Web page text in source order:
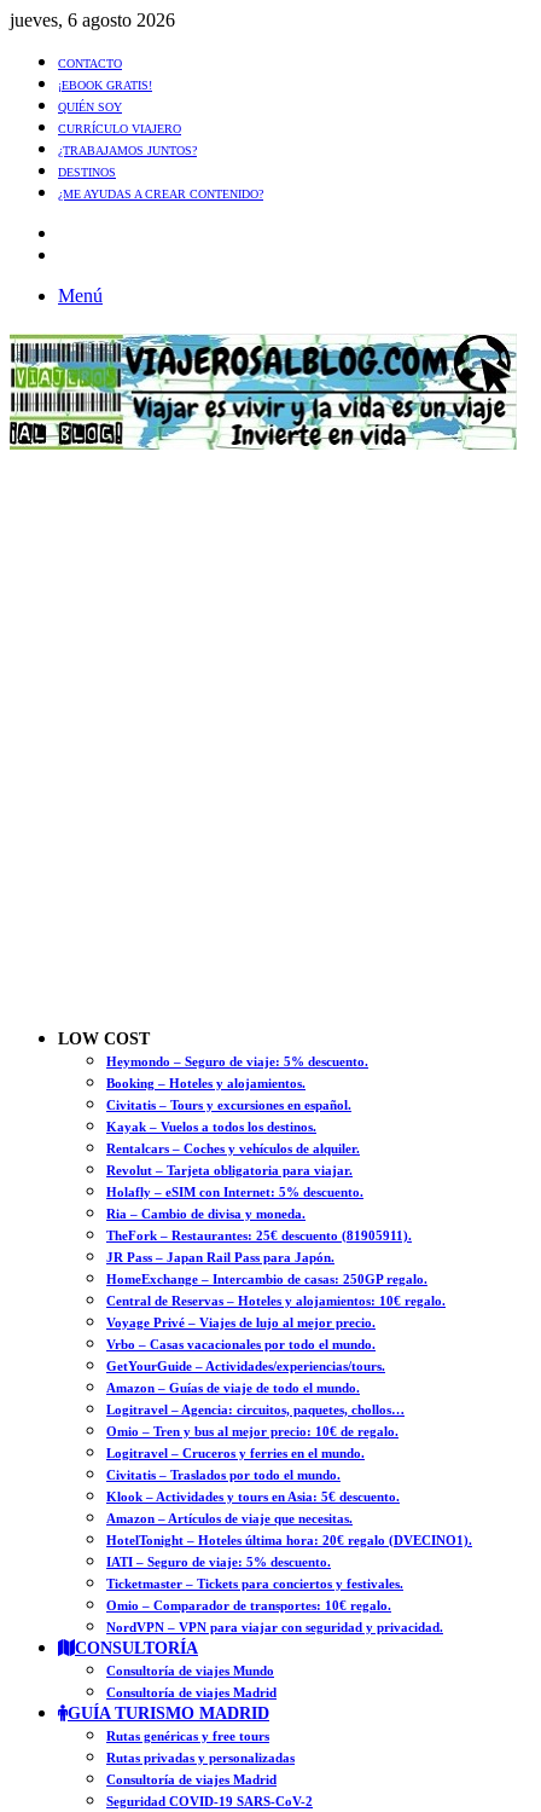
jueves, 6 agosto 2026
CONTACTO
¡EBOOK GRATIS!
QUIÉN SOY
CURRÍCULO VIAJERO
¿TRABAJAMOS JUNTOS?
DESTINOS
¿ME AYUDAS A CREAR CONTENIDO?
Menú
LOW COST
Heymondo – Seguro de viaje: 5% descuento.
Booking – Hoteles y alojamientos.
Civitatis – Tours y excursiones en español.
Kayak – Vuelos a todos los destinos.
Rentalcars – Coches y vehículos de alquiler.
Revolut – Tarjeta obligatoria para viajar.
Holafly – eSIM con Internet: 5% descuento.
Ria – Cambio de divisa y moneda.
TheFork – Restaurantes: 25€ descuento (81905911).
JR Pass – Japan Rail Pass para Japón.
HomeExchange – Intercambio de casas: 250GP regalo.
Central de Reservas – Hoteles y alojamientos: 10€ regalo.
Voyage Privé – Viajes de lujo al mejor precio.
Vrbo – Casas vacacionales por todo el mundo.
GetYourGuide – Actividades/experiencias/tours.
Amazon – Guías de viaje de todo el mundo.
Logitravel – Agencia: circuitos, paquetes, chollos…
Omio – Tren y bus al mejor precio: 10€ de regalo.
Logitravel – Cruceros y ferries en el mundo.
Civitatis – Traslados por todo el mundo.
Klook – Actividades y tours en Asia: 5€ descuento.
Amazon – Artículos de viaje que necesitas.
HotelTonight – Hoteles última hora: 20€ regalo (DVECINO1).
IATI – Seguro de viaje: 5% descuento.
Ticketmaster – Tickets para conciertos y festivales.
Omio – Comparador de transportes: 10€ regalo.
NordVPN – VPN para viajar con seguridad y privacidad.
CONSULTORÍA
Consultoría de viajes Mundo
Consultoría de viajes Madrid
GUÍA TURISMO MADRID
Rutas genéricas y free tours
Rutas privadas y personalizadas
Consultoría de viajes Madrid
Seguridad COVID-19 SARS-CoV-2